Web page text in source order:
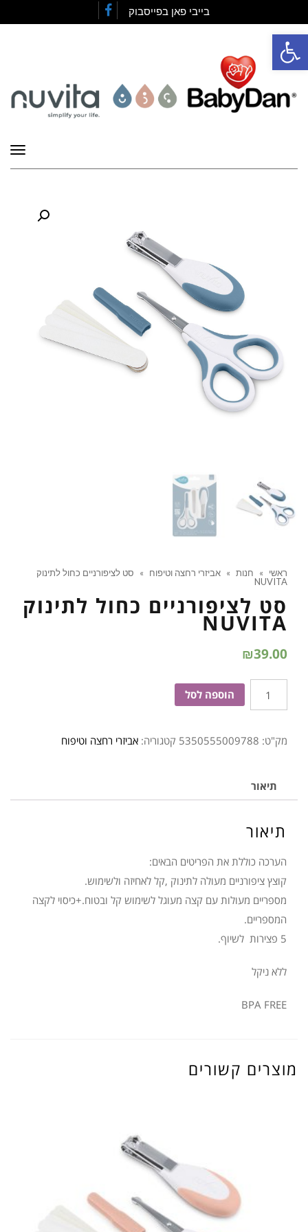
פתח סרגל נגישות
בייבי פאן בפייסבוק
Facebook
ראשי » חנות » אביזרי רחצה וטיפוח »
סט לציפורניים כחול לתינוק
NUVITA
סט לציפורניים כחול לתינוק
NUVITA
₪39.00
כמות
של
לציפורניים
לתינוק
NUVITA
הוספה לסל
מק"ט: 5350555009788 קטגוריה: אביזרי רחצה וטיפוח
תיאור
תיאור
הערכה כוללת את הפריטים הבאים:
קוצץ ציפורניים מעולה לתינוק ,קל לאחיזה ולשימוש.
מספריים מעולות עם קצה מעוגל לשימוש קל ובטוח.+כיסוי לקצה
המספריים.
5 פצירות לשיוף.
ללא ניקל
BPA FREE
מוצרים קשורים